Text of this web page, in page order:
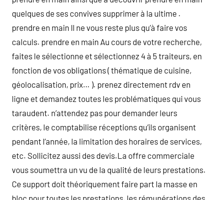
quelques de ses convives supprimer à la ultime .
prendre en main Il ne vous reste plus qu’à faire vos
calculs. prendre en main Au cours de votre recherche,
faites le sélectionne et sélectionnez 4 à 5 traiteurs, en
fonction de vos obligations ( thématique de cuisine,
géolocalisation, prix… ). prenez directement rdv en
ligne et demandez toutes les problématiques qui vous
taraudent. n’attendez pas pour demander leurs
critères, le comptabilise réceptions qu’ils organisent
pendant l’année, la limitation des horaires de services,
etc. Sollicitez aussi des devis.La offre commerciale
vous soumettra un vu de la qualité de leurs prestations.
Ce support doit théoriquement faire part la masse en
bloc pour toutes les prestations, les rémunérations des